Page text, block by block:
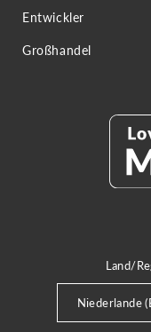
Entwickler
Großhandel
Land/
Niederlande